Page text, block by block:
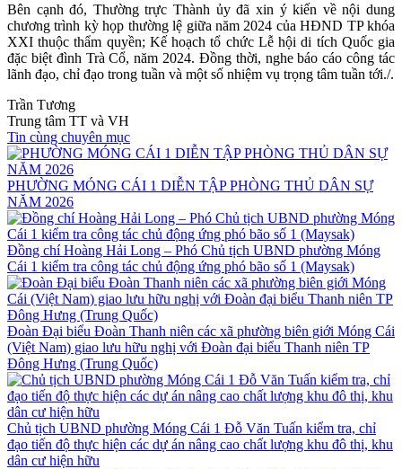
Bên cạnh đó, Thường trực Thành ủy đã xin ý kiến về nội dung
chương trình kỳ họp thường lệ giữa năm 2024 của HĐND TP khóa
XXI thuộc thẩm quyền; Kế hoạch tổ chức Lễ hội di tích Quốc gia
đặc biệt đình Trà Cổ, năm 2024. Đồng thời, nghe báo cáo công tác
lãnh đạo, chỉ đạo trong tuần và một số nhiệm vụ trọng tâm tuần tới./.
Trần Tương
Trung tâm TT và VH
Tin cùng chuyên mục
PHƯỜNG MÓNG CÁI 1 DIỄN TẬP PHÒNG THỦ DÂN SỰ
NĂM 2026
Đồng chí Hoàng Hải Long – Phó Chủ tịch UBND phường Móng
Cái 1 kiểm tra công tác chủ động ứng phó bão số 1 (Maysak)
Đoàn Đại biểu Đoàn Thanh niên các xã phường biên giới Móng Cái
(Việt Nam) giao lưu hữu nghị với Đoàn đại biểu Thanh niên TP
Đông Hưng (Trung Quốc)
Chủ tịch UBND phường Móng Cái 1 Đỗ Văn Tuấn kiểm tra, chỉ
đạo tiến độ thực hiện các dự án nâng cao chất lượng khu đô thị, khu
dân cư hiện hữu